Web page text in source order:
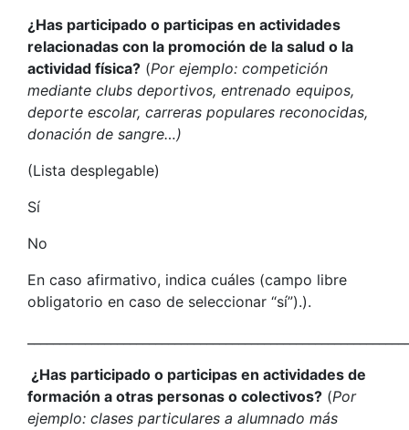
¿Has participado o participas en actividades
relacionadas con la promoción de la salud o la
actividad física? (Por ejemplo: competición
mediante clubs deportivos, entrenado equipos,
deporte escolar, carreras populares reconocidas,
donación de sangre…)
(Lista desplegable)
Sí
No
En caso afirmativo, indica cuáles (campo libre
obligatorio en caso de seleccionar “sí”).).
¿Has participado o participas en actividades de
formación a otras personas o colectivos? (Por
ejemplo: clases particulares a alumnado más